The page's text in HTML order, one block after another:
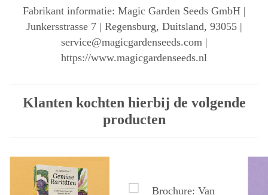
Fabrikant informatie: Magic Garden Seeds GmbH |
Junkersstrasse 7 | Regensburg, Duitsland, 93055 |
service@magicgardenseeds.com |
https://www.magicgardenseeds.nl
Klanten kochten hierbij de volgende
producten